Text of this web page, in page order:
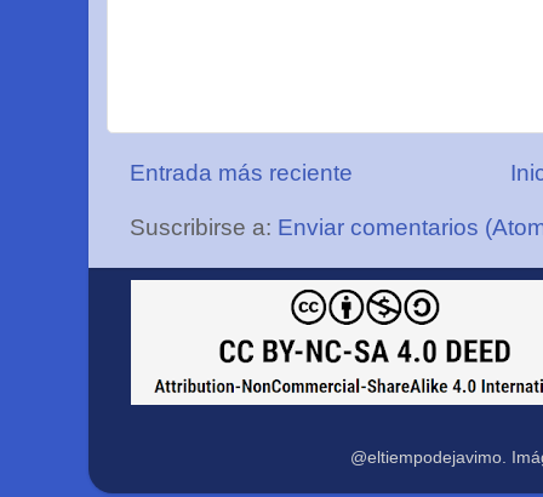
Entrada más reciente
Suscribirse a: Enviar comentarios
@eltiempodejavimo.